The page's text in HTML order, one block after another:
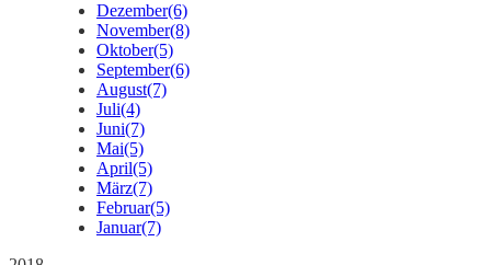
Dezember(6)
November(8)
Oktober(5)
September(6)
August(7)
Juli(4)
Juni(7)
Mai(5)
April(5)
März(7)
Februar(5)
Januar(7)